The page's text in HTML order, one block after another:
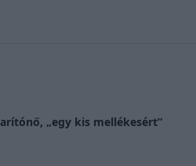
„egy kis mellékesért”